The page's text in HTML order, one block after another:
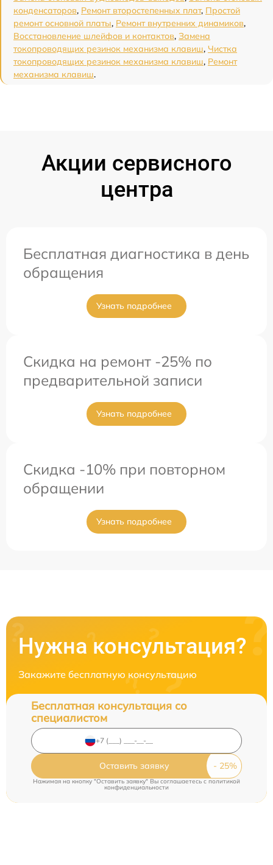
конденсаторов, Ремонт второстепенных плат, Простой
ремонт основной платы, Ремонт внутренних динамиков,
Восстановление шлейфов и контактов, Замена
токопроводящих резинок механизма клавиш, Чистка
токопроводящих резинок механизма клавиш, Ремонт
механизма клавиш.
Акции сервисного
центра
Бесплатная диагностика в день
обращения
Узнать подробнее
Скидка на ремонт -25% по
предварительной записи
Узнать подробнее
Скидка -10% при повторном
обращении
Узнать подробнее
Нужна консультация?
Закажите бесплатную консультацию
Бесплатная консультация со
специалистом
Оставить заявку
Нажимая на кнопку "Оставить заявку" Вы соглашаетесь cполитикой
конфиденциальности